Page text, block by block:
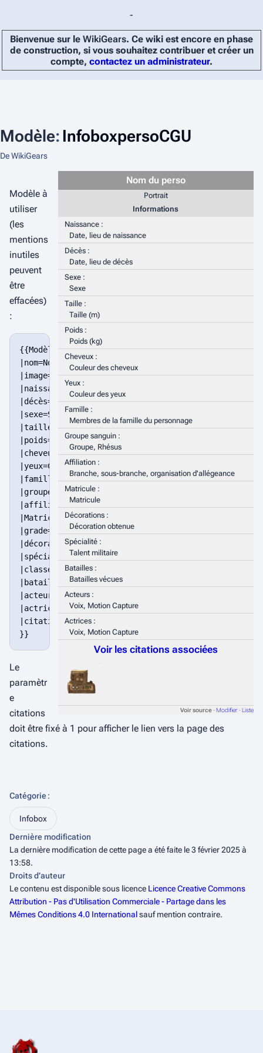
-
Bienvenue sur le WikiGears. Ce wiki est encore en phase
de construction, si vous souhaitez contribuer et créer un
compte, contactez un administrateur.
Modèle: InfoboxpersoCGU
De WikiGears
Nom du perso
Portrait
Informations
Naissance :
Date, lieu de naissance
Décès :
Date, lieu de décès
Sexe :
Sexe
Taille :
Taille (m)
Poids :
Poids (kg)
Cheveux :
Couleur des cheveux
Yeux :
Couleur des yeux
Famille :
Membres de la famille du personnage
Groupe sanguin :
Groupe, Rhésus
Affiliation :
Branche, sous-branche, organisation d'allégeance
Matricule :
Matricule
Décorations :
Décoration obtenue
Spécialité :
Talent militaire
Batailles :
Batailles vécues
Acteurs :
Voix, Motion Capture
Actrices :
Voix, Motion Capture
Voir les citations associées
Voir source-Modifier-Liste
Modèle à
utiliser
(les
mentions
inutiles
peuvent
être
effacées)
:
{{Modèle:InfoboxpersoCGU
|nom=Nom du perso
|image=Portrait
|naissance=Date, lieu de naissance
|décès=Date, lieu de décès
|sexe=Sexe
|taille=Taille (m)
|poids=Poids (kg)
|cheveux=Couleur des cheveux
|yeux=Couleur des yeux
|famille=Membres de la famille du personnage
|groupe sanguin=Groupe, Rhésus
|affiliation=Branche, sous-branche, organisation
|Matricule=Matricule
|grade=
|décoration=Décoration obtenue
|spécialité=Talent militaire
|classe (Garde Onyx, Gears, Commando Gears)=
|batailles=Batailles vécues
|acteurs=Voix, Motion Capture
|actrices=Voix, Motion Capture
|citations=1
}}
Le
paramètr
e
citations
doit être fixé à 1 pour afficher le lien vers la page des
citations.
Catégorie :
Infobox
Dernière modification
La dernière modification de cette page a été faite le 3 février 2025 à
13:58.
Droits d’auteur
Le contenu est disponible sous licence Licence Creative Commons
Attribution - Pas d'Utilisation Commerciale - Partage dans les
Mêmes Conditions 4.0 Internationalsauf mention contraire.